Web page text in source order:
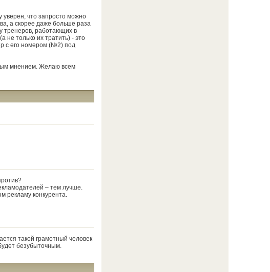
уверен, что запросто можно
а скорее даже больше раза
тренеров, работающих в
не только их тратить) - это
с его номером (№2) под
мнением. Желаю всем
– тем лучше.
рекламу конкурента.
такой грамотный человек
безубыточным.